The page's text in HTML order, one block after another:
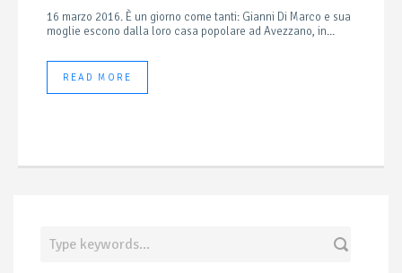
16 marzo 2016. È un giorno come tanti: Gianni Di Marco e sua
moglie escono dalla loro casa popolare ad Avezzano, in...
READ MORE